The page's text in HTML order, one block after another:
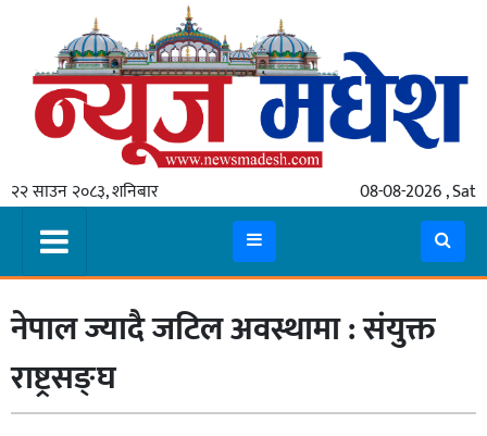
२२ साउन २०८३, शनिबार 08-08-2026 , Sat
गृहपृष्ठ
स्थानीय
प्रदेश
मधेश
प्रदेश
लुम्बिनी
नेपाल ज्यादै जटिल अवस्थामा : संयुक्त
राष्ट्रसङ्घ